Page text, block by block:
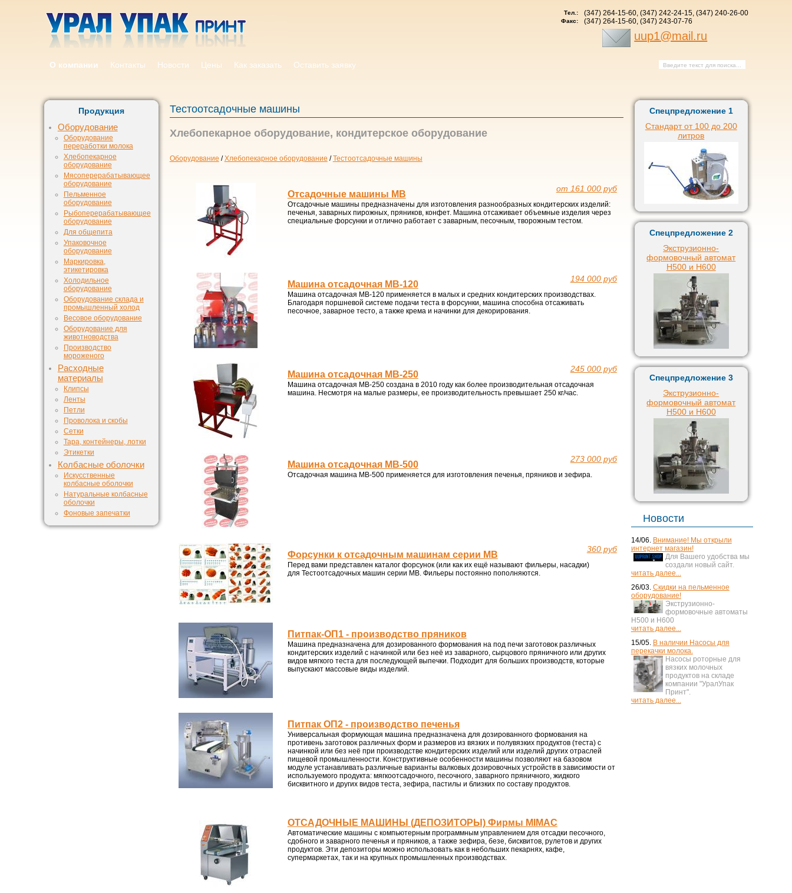
Тел.: (347) 264-15-60, (347) 242-24-15, (347) 240-26-00
Факс: (347) 264-15-60, (347) 243-07-76
uup1@mail.ru
О компании Контакты Новости Цены Как заказать Оставить заявку
Продукция
Оборудование
Оборудование
переработки молока
Хлебопекарное
оборудование
Мясоперерабатывающее
оборудование
Пельменное
оборудование
Рыбоперерабатывающее
оборудование
Для общепита
Упаковочное
оборудование
Маркировка,
этикетировка
Холодильное
оборудование
Оборудование склада и
промышленный холод
Весовое оборудование
Оборудование для
животноводства
Производство
мороженого
Расходные
материалы
Клипсы
Ленты
Петли
Проволока и скобы
Сетки
Тара, контейнеры, лотки
Этикетки
Колбасные оболочки
Искусственные
колбасные оболочки
Натуральные колбасные
оболочки
Фоновые запечатки
Тестоотсадочные машины
Хлебопекарное оборудование, кондитерское оборудование
Оборудование /Хлебопекарное оборудование /Тестоотсадочные машины
от 161 000 руб
Отсадочные машины MB
Отсадочные машины предназначены для изготовления разнообразных кондитерских изделий:
печенья, заварных пирожных, пряников, конфет. Машина отсаживает объемные изделия через
специальные форсунки и отлично работает с заварным, песочным, творожным тестом.
194 000 руб
Машина отсадочная MB-120
Машина отсадочная MB-120 применяется в малых и средних кондитерских производствах.
Благодаря поршневой системе подачи теста в форсунки, машина способна отсаживать
песочное, заварное тесто, а также крема и начинки для декорирования.
245 000 руб
Машина отсадочная MB-250
Машина отсадочная MB-250 создана в 2010 году как более производительная отсадочная
машина. Несмотря на малые размеры, ее производительность превышает 250 кг/час.
273 000 руб
Машина отсадочная MB-500
Отсадочная машина MB-500 применяется для изготовления печенья, пряников и зефира.
360 руб
Форсунки к отсадочным машинам серии MB
Перед вами представлен каталог форсунок (или как их ещё называют фильеры, насадки)
для Тестоотсадочных машин серии MB. Фильеры постоянно пополняются.
Питпак-ОП1 - производство пряников
Машина предназначена для дозированного формования на под печи заготовок различных
кондитерских изделий с начинкой или без неё из заварного, сырцового пряничного или других
видов мягкого теста для последующей выпечки. Подходит для больших производств, которые
выпускают массовые виды изделий.
Питпак ОП2 - производство печенья
Универсальная формующая машина предназначена для дозированного формования на
противень заготовок различных форм и размеров из вязких и полувязких продуктов (теста) с
начинкой или без неё при производстве кондитерских изделий или изделий других отраслей
пищевой промышленности. Конструктивные особенности машины позволяют на базовом
модуле устанавливать различные варианты валковых дозировочных устройств в зависимости от
используемого продукта: мягкоотсадочного, песочного, заварного пряничного, жидкого
бисквитного и других видов теста, зефира, пастилы и близких по составу продуктов.
ОТСАДОЧНЫЕ МАШИНЫ (ДЕПОЗИТОРЫ) Фирмы MIMAC
Автоматические машины с компьютерным программным управлением для отсадки песочного,
сдобного и заварного печенья и пряников, а также зефира, безе, бисквитов, рулетов и других
продуктов. Эти депозиторы можно использовать как в небольших пекарнях, кафе,
супермаркетах, так и на крупных промышленных производствах.
Спецпредложение 1
Стандарт от 100 до 200
литров
Спецпредложение 2
Экструзионно-
формовочный автомат
H500 и H600
Спецпредложение 3
Экструзионно-
формовочный автомат
H500 и H600
Новости
14/06. Внимание! Мы открыли
интернет магазин!
Для Вашего удобства мы
создали новый сайт.
читать далее...
26/03. Скидки на пельменное
оборудование!
Экструзионно-
формовочные автоматы
H500 и H600
читать далее...
15/05. В наличии Насосы для
перекачки молока.
Насосы роторные для
вязких молочных
продуктов на складе
компании "УралУпак
Принт".
читать далее...